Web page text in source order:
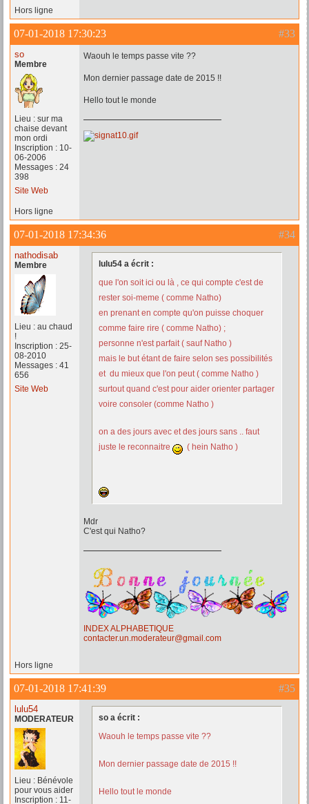
Hors ligne
#33
07-01-2018 17:30:23
so
Membre
Lieu : sur ma
chaise devant
mon ordi
Inscription : 10-
06-2006
Messages : 24
398
Site Web
Waouh le temps passe vite ??
Mon dernier passage date de 2015 !!
Hello tout le monde
Hors ligne
#34
07-01-2018 17:34:36
nathodisab
Membre
Lieu : au chaud
!
Inscription : 25-
08-2010
Messages : 41
656
Site Web
lulu54 a écrit :
que l'on soit ici ou là , ce qui compte c'est de
rester soi-meme ( comme Natho)
en prenant en compte qu'on puisse choquer
comme faire rire ( comme Natho) ;
personne n'est parfait ( sauf Natho )
mais le but étant de faire selon ses possibilités
et du mieux que l'on peut ( comme Natho )
surtout quand c'est pour aider orienter partager
voire consoler (comme Natho )
on a des jours avec et des jours sans .. faut
juste le reconnaitre
( hein Natho )
Mdr
C'est qui Natho?
INDEX ALPHABETIQUE
contacter.un.moderateur@gmail.com
Hors ligne
#35
07-01-2018 17:41:39
lulu54
MODERATEUR
Lieu : Bénévole
pour vous aider
Inscription : 11-
so a écrit :
Waouh le temps passe vite ??
Mon dernier passage date de 2015 !!
Hello tout le monde